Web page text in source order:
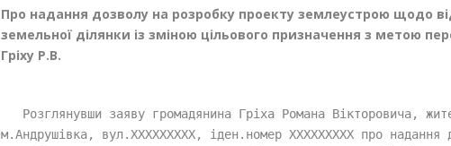
Про надання дозволу на розробку проекту землеустрою щодо
земельної ділянки із зміною цільового призначення з метою
Гріху Р.В.
Розглянувши заяву громадянина Гріха Романа Вікторовича,
м.Андрушівка, вул.XXXXXXXXX, іден.номер XXXXXXXXX про надання